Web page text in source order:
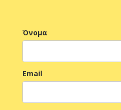
Όνομα
Email